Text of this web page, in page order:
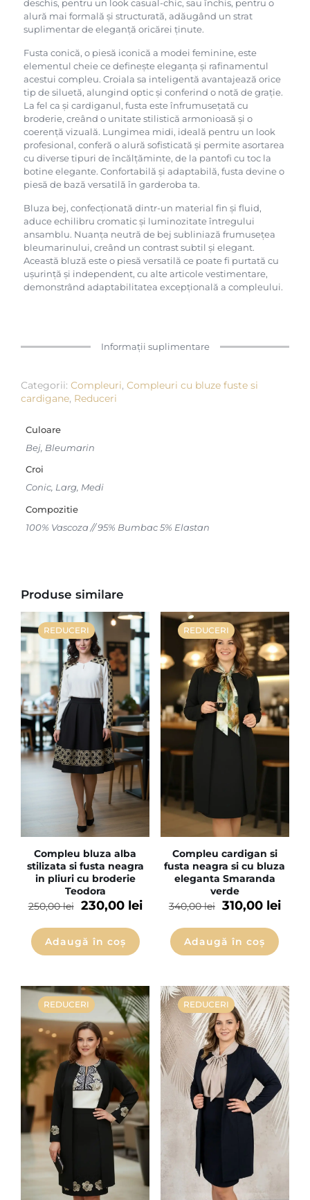
deschis, pentru un look casual-chic, sau închis, pentru o
alură mai formală și structurată, adăugând un strat
suplimentar de eleganță oricărei ținute.
Fusta conică, o piesă iconică a modei feminine, este
elementul cheie ce definește eleganța și rafinamentul
acestui compleu. Croiala sa inteligentă avantajează orice
tip de siluetă, alungind optic și conferind o notă de grație.
La fel ca și cardiganul, fusta este înfrumusețată cu
broderie, creând o unitate stilistică armonioasă și o
coerență vizuală. Lungimea midi, ideală pentru un look
profesional, conferă o alură sofisticată și permite asortarea
cu diverse tipuri de încălțăminte, de la pantofi cu toc la
botine elegante. Confortabilă și adaptabilă, fusta devine o
piesă de bază versatilă în garderoba ta.
Bluza bej, confecționată dintr-un material fin și fluid,
aduce echilibru cromatic și luminozitate întregului
ansamblu. Nuanța neutră de bej subliniază frumusețea
bleumarinului, creând un contrast subtil și elegant.
Această bluză este o piesă versatilă ce poate fi purtată cu
ușurință și independent, cu alte articole vestimentare,
demonstrând adaptabilitatea excepțională a compleului.
Informații suplimentare
Categorii: Compleuri, Compleuri cu bluze fuste si
cardigane, Reduceri
Culoare
Bej, Bleumarin
Croi
Conic, Larg, Medi
Compozitie
100% Vascoza // 95% Bumbac 5% Elastan
Produse similare
REDUCERI
Compleu bluza alba
stilizata si fusta neagra
in pliuri cu broderie
Teodora
250,00lei 230,00 lei
Adaugă în coș
REDUCERI
Compleu cardigan si
fusta neagra si cu bluza
eleganta Smaranda
verde
340,00lei 310,00 lei
Adaugă în coș
REDUCERI REDUCERI